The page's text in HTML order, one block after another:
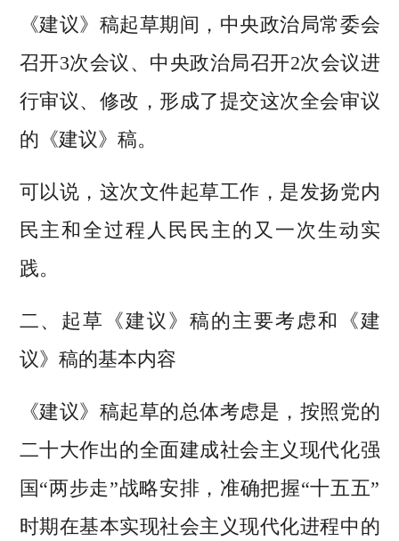
《建议》稿起草期间，中央政治局常委会
召开3次会议、中央政治局召开2次会议进
行审议、修改，形成了提交这次全会审议
的《建议》稿。
可以说，这次文件起草工作，是发扬党内
民主和全过程人民民主的又一次生动实
践。
二、起草《建议》稿的主要考虑和《建
议》稿的基本内容
《建议》稿起草的总体考虑是，按照党的
二十大作出的全面建成社会主义现代化强
国“两步走”战略安排，准确把握“十五五”
时期在基本实现社会主义现代化进程中的